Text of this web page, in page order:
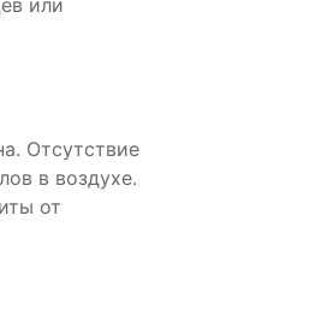
или
Отсутствие
в воздухе.
от